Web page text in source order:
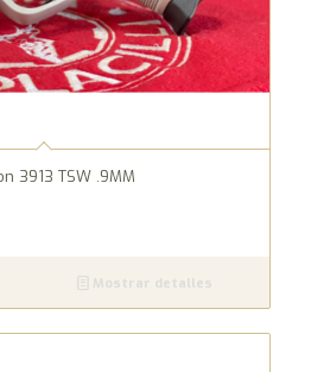
3913 TSW .9MM
Mostrar detalles